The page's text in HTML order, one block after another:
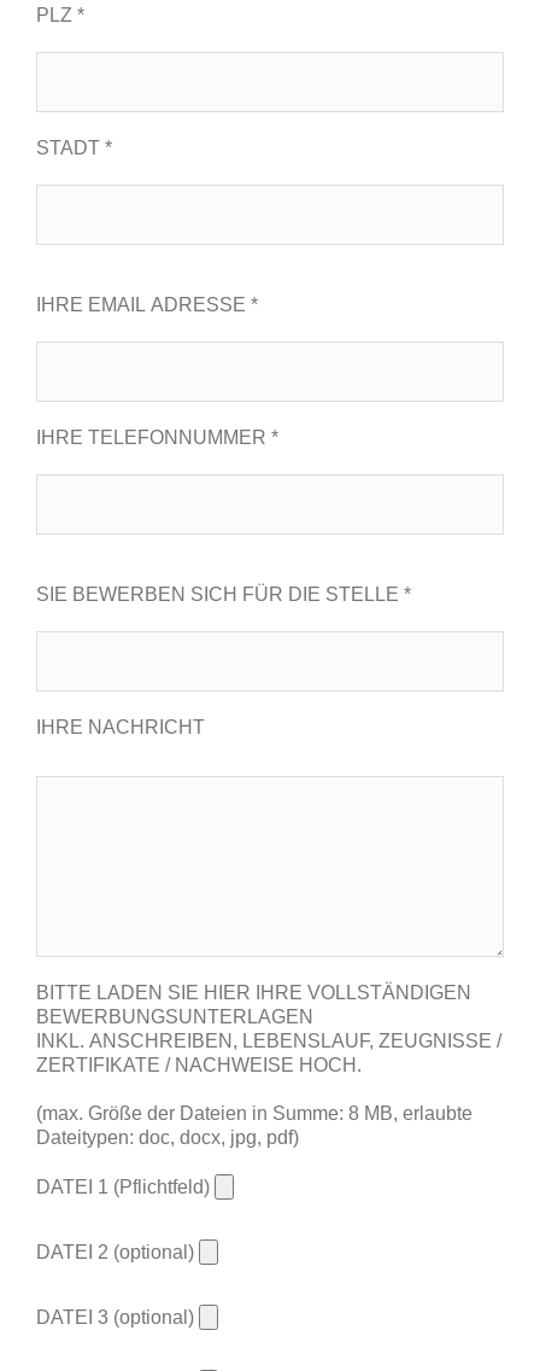
PLZ *
STADT *
IHRE EMAIL ADRESSE *
IHRE TELEFONNUMMER *
SIE BEWERBEN SICH FÜR DIE STELLE *
IHRE NACHRICHT
BITTE LADEN SIE HIER IHRE VOLLSTÄNDIGEN
BEWERBUNGSUNTERLAGEN
INKL. ANSCHREIBEN, LEBENSLAUF, ZEUGNISSE /
ZERTIFIKATE / NACHWEISE HOCH.
(max. Größe der Dateien in Summe: 8 MB, erlaubte
Dateitypen: doc, docx, jpg, pdf)
DATEI 1 (Pflichtfeld)
DATEI 2 (optional)
DATEI 3 (optional)